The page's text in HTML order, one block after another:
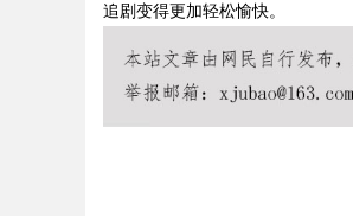
追剧变得更加轻松愉快。